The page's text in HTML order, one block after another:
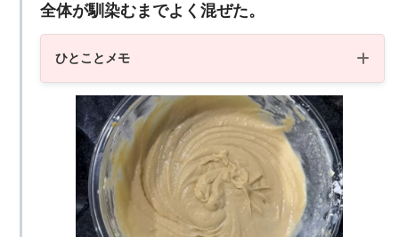
全体が馴染むまでよく混ぜた。
ひとことメモ